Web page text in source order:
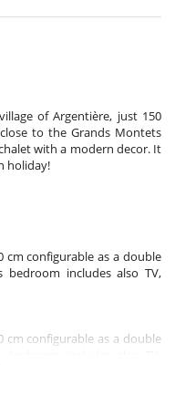
of Argentière, just 150
to the Grands Montets
with a modern decor. It
holiday!
cm configurable as a double
includes also TV,
cm configurable as a double